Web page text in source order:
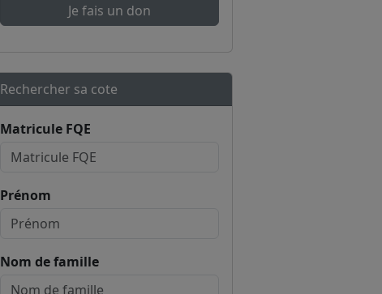
Je fais un don
Rechercher sa cote
Matricule FQE
Prénom
Nom de famille